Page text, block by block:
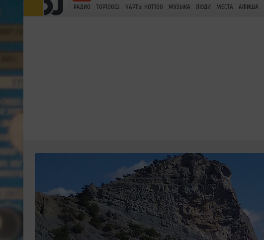
РАДИО TOP100DJ ЧАРТЫ HOT100 МУЗЫКА ЛЮДИ МЕСТА АФИША